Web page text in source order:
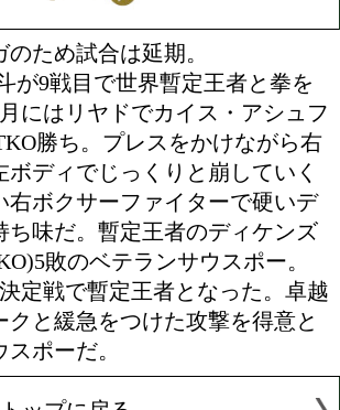
計量後に体調が急変した
たため試合中止。拳四朗
てるかを協議中。
選手による試合も行われ
。 拳四朗がSフライ級に転
に挑む一戦。7月にリカ
に判定で王座を失ったもの
奪うなど底力を見せた。1
ルで押される心配はなく